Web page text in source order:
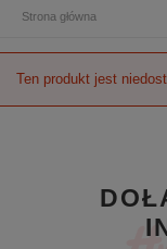
Strona główna
Ten produkt jest